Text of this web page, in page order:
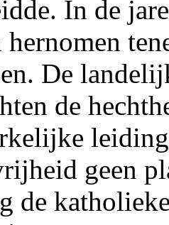
In de
hernomen
De
de
geen
de